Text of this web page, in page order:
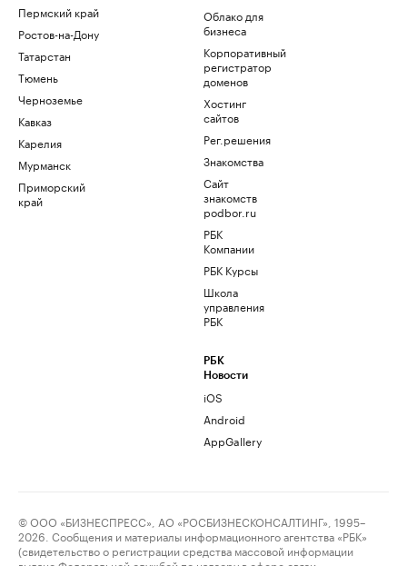
Пермский край
Ростов-на-Дону
Татарстан
Тюмень
Черноземье
Кавказ
Карелия
Мурманск
Приморский
край
Облако для
бизнеса
Корпоративный
регистратор
доменов
Хостинг
сайтов
Рег.решения
Знакомства
Сайт
знакомств
podbor.ru
РБК
Компании
РБК Курсы
Школа
управления
РБК
РБК
Новости
iOS
Android
AppGallery
© ООО «БИЗНЕСПРЕСС», АО «РОСБИЗНЕСКОНСАЛТИНГ», 1995–
2026. Сообщения и материалы информационного агентства «РБК»
(свидетельство о регистрации средства массовой информации